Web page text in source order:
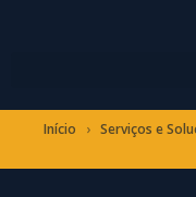
Início › Serviços e